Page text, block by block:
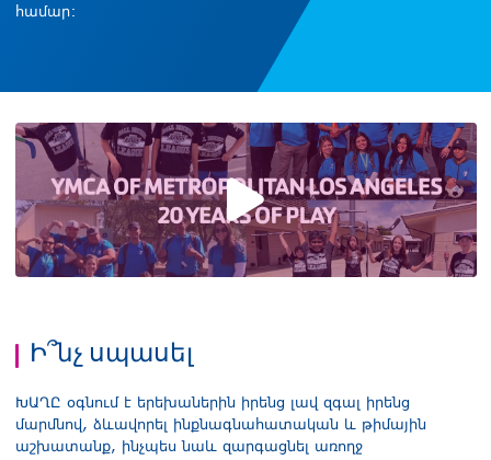
համար:
Նվագարկել
Ի՞նչ սպասել
ԽԱՂԸ օգնում է երեխաներին իրենց լավ զգալ իրենց
մարմնով, ձևավորել ինքնագնահատական և թիմային
աշխատանք, ինչպես նաև զարգացնել առողջ